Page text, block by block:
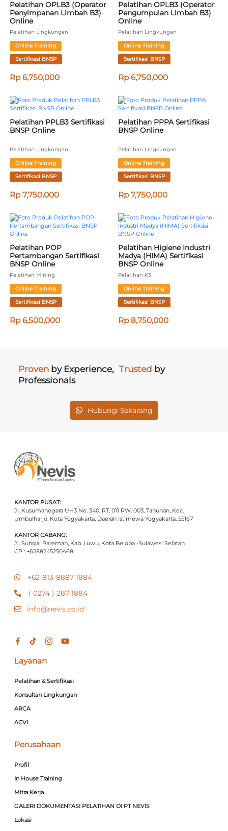
Pelatihan OPLB3 (Operator
Penyimpanan Limbah B3)
Online
Pelatihan Lingkungan
Online Training
Sertifikasi BNSP
Rp 6,750,000
Pelatihan OPLB3 (Operator
Pengumpulan Limbah B3)
Online
Pelatihan Lingkungan
Online Training
Sertifikasi BNSP
Rp 6,750,000
Pelatihan PPLB3 Sertifikasi
BNSP Online
Pelatihan Lingkungan
Online Training
Sertifikasi BNSP
Rp 7,750,000
Pelatihan PPPA Sertifikasi
BNSP Online
Pelatihan Lingkungan
Online Training
Sertifikasi BNSP
Rp 7,750,000
Pelatihan POP
Pertambangan Sertifikasi
BNSP Online
Pelatihan Mining
Online Training
Sertifikasi BNSP
Rp 6,500,000
Pelatihan Higiene Industri
Madya (HIMA) Sertifikasi
BNSP Online
Pelatihan K3
Online Training
Sertifikasi BNSP
Rp 8,750,000
Provenby Experience, Trusted by
Professionals
Hubungi Sekarang
KANTOR PUSAT:
Jl. Kusumanegara UH3 No. 340, RT. 011 RW. 003, Tahunan, Kec.
Umbulharjo, Kota Yogyakarta, Daerah Istimewa Yogyakarta, 55167
KANTOR CABANG:
Jl. Sungai Pareman, Kab. Luwu, Kota Belopa -Sulawesi Selatan
CP : +6288245250468
+62-813-8887-1884
( 0274 ) 287-1884
info@nevis.co.id
Layanan
Pelatihan & Sertifikasi
Konsultan Lingkungan
ARCA
ACVI
Perusahaan
Profil
In House Training
Mitra Kerja
GALERI DOKUMENTASI PELATIHAN DI PT NEVIS
Lokasi